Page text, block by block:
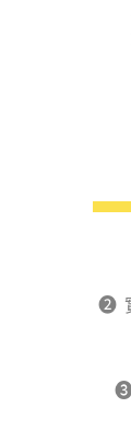
❷
❸